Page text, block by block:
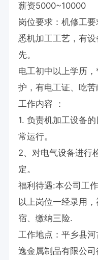
薪资5000~10000
岗位要求：机修工
悉机加工工艺，有
先。
电工初中以上学历
护，有电工证、吃苦
工作内容 ：
1. 负责机加工设备
常运行。
2、对电气设备进行
定。
福利待遇:本公司工
以上岗位一经录用
宿、缴纳三险.
工作地点：平乡县
逸金属制品有限公